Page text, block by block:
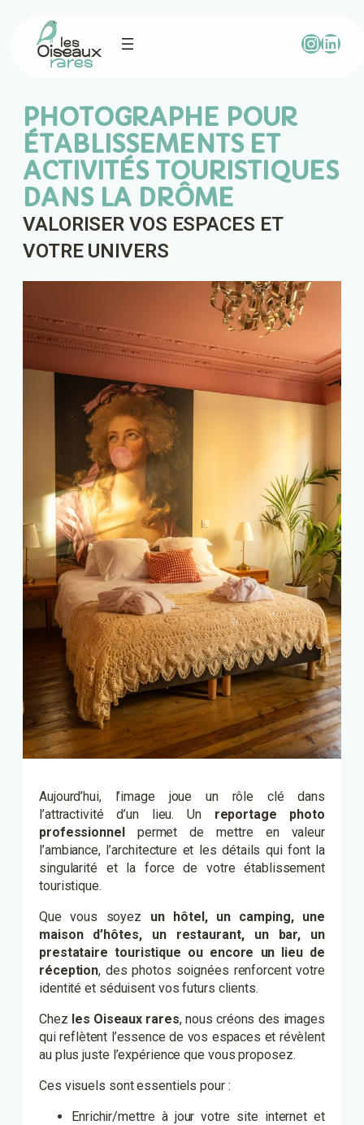
PHOTOGRAPHE POUR
ÉTABLISSEMENTS ET
ACTIVITÉS TOURISTIQUES
DANS LA DRÔME
VALORISER VOS ESPACES ET
VOTRE UNIVERS
Aujourd’hui, l’image joue un rôle clé dans
l’attractivité d’un lieu. Un reportage photo
professionnelpermet de mettre en valeur
l’ambiance, l’architecture et les détails qui font la
singularité et la force de votre établissement
touristique.
Que vous soyez un hôtel, un camping, une
maison d’hôtes, un restaurant, un bar, un
prestataire touristique ou encore un lieu de
réception, des photos soignées renforcent votre
identité et séduisent vos futurs clients.
Chez les Oiseaux rares, nous créons des images
qui reflètent l’essence de vos espaces et révèlent
au plus juste l’expérience que vous proposez.
Ces visuels sont essentiels pour :
Enrichir/mettre à jour votre site internet et